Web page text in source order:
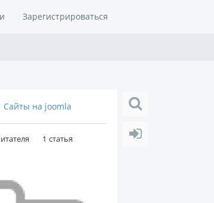
Зарегистрироваться
Сайты на joomla
1 статья